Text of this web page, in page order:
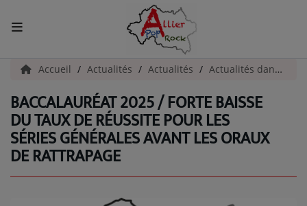
ACCUEIL
Actualités
INFOS - ALLIER
Accueil Actualités Actualités Actualités dans l'Allier
BACCALAURÉAT 2025 / FORTE BAISSE
DU TAUX DE RÉUSSITE POUR LES
SÉRIES GÉNÉRALES AVANT LES ORAUX
DE RATTRAPAGE